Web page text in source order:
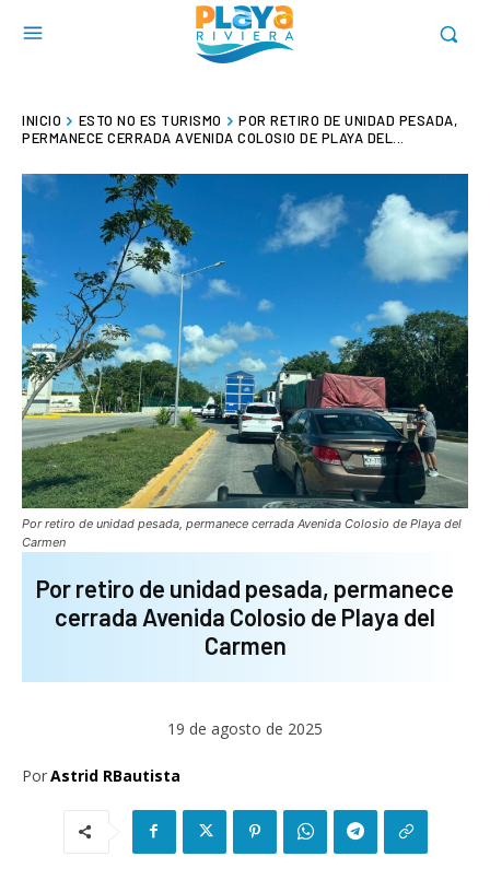
INICIO ESTO NO ES TURISMO
POR RETIRO DE UNIDAD PESADA,
PERMANECE CERRADA AVENIDA COLOSIO DE PLAYA DEL...
Por retiro de unidad pesada, permanece cerrada Avenida Colosio de Playa del
Carmen
Por retiro de unidad pesada, permanece
cerrada Avenida Colosio de Playa del
Carmen
19 de agosto de 2025
PorAstrid RBautista